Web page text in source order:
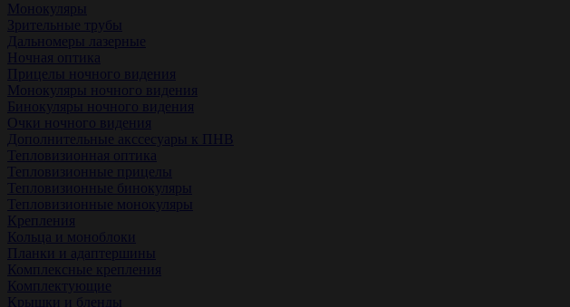
Монокуляры
Зрительные трубы
Дальномеры лазерные
Ночная оптика
Прицелы ночного видения
Монокуляры ночного видения
Бинокуляры ночного видения
Очки ночного видения
Дополнительные акссесуары к ПНВ
Тепловизионная оптика
Тепловизионные прицелы
Тепловизионные бинокуляры
Тепловизионные монокуляры
Крепления
Кольца и моноблоки
Планки и адаптершины
Комплексные крепления
Комплектующие
Крышки и бленды